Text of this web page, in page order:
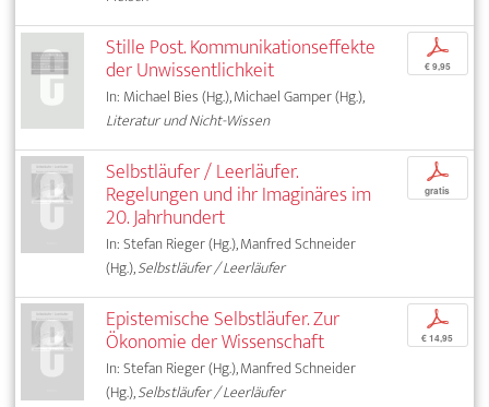
Stille Post. Kommunikationseffekte
der Unwissentlichkeit
In: Michael Bies (Hg.), Michael Gamper (Hg.),
Literatur und Nicht-Wissen
p
€ 9,95
Selbstläufer / Leerläufer.
Regelungen und ihr Imaginäres im
20. Jahrhundert
In: Stefan Rieger (Hg.), Manfred Schneider
(Hg.),Selbstläufer / Leerläufer
p
gratis
Epistemische Selbstläufer. Zur
Ökonomie der Wissenschaft
In: Stefan Rieger (Hg.), Manfred Schneider
(Hg.),Selbstläufer / Leerläufer
p
€ 14,95